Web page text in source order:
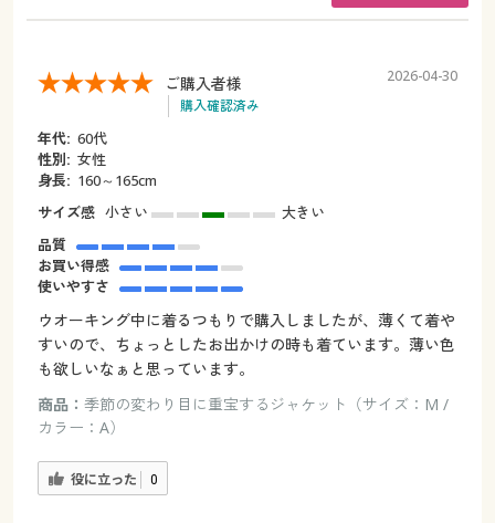
ご購入者様
購入確認済み
2026-04-30
年代: 60代
性別: 女性
身長: 160～165cm
サイズ感 小さい
大きい
品質
お買い得感
使いやすさ
ウオーキング中に着るつもりで購入しましたが、薄くて着や
すいので、ちょっとしたお出かけの時も着ています。薄い色
も欲しいなぁと思っています。
商品： 季節の変わり目に重宝するジャケット（サイズ：M /
カラー：A）
役に立った 0